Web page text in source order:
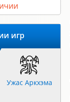
игр
Ужас Аркхэма